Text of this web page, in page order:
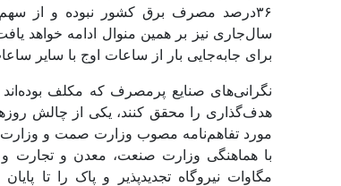
۳۶‌درصد مصرف برق کشور نبوده و از
سال‌جاری نیز بر همین منوال ادامه خواهد
برای جابه‌‌‌جایی بار از ساعات اوج با سایر
نگرانی‌های صنایع پرمصرف که مکلف
هدف‌‌‌گذاری را محقق کنند، یکی از چالش